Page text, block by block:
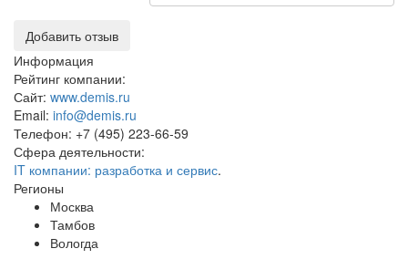
Добавить отзыв
Информация
Рейтинг компании:
Сайт: www.demis.ru
Email: info@demis.ru
Телефон: +7 (495) 223-66-59
Сфера деятельности:
IT компании: разработка и сервис.
Регионы
Москва
Тамбов
Вологда